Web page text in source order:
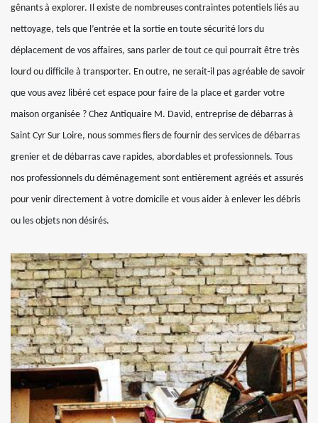
gênants à explorer. Il existe de nombreuses contraintes potentiels liés au
nettoyage, tels que l’entrée et la sortie en toute sécurité lors du
déplacement de vos affaires, sans parler de tout ce qui pourrait être très
lourd ou difficile à transporter. En outre, ne serait-il pas agréable de savoir
que vous avez libéré cet espace pour faire de la place et garder votre
maison organisée ? Chez Antiquaire M. David, entreprise de débarras à
Saint Cyr Sur Loire, nous sommes fiers de fournir des services de débarras
grenier et de débarras cave rapides, abordables et professionnels. Tous
nos professionnels du déménagement sont entièrement agréés et assurés
pour venir directement à votre domicile et vous aider à enlever les débris
ou les objets non désirés.